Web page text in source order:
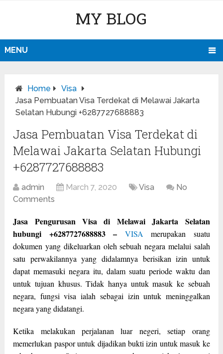
MY BLOG
MENU
Home
Visa
Jasa Pembuatan Visa Terdekat di Melawai Jakarta
Selatan Hubungi +6287727688883
Jasa Pembuatan Visa Terdekat di
Melawai Jakarta Selatan Hubungi
+6287727688883
admin March 7, 2020 Visa
No
Comments
Jasa Pengurusan Visa di Melawai Jakarta Selatan
hubungi +6287727688883 – VISA merupakan suatu
dokumen yang dikeluarkan oleh sebuah negara melalui salah
satu perwakilannya yang didalamnya berisikan izin untuk
dapat memasuki negara itu, dalam suatu periode waktu dan
untuk tujuan khusus. Tidak hanya untuk masuk ke sebuah
negara, fungsi visa ialah sebagai izin untuk meninggalkan
negara yang didatangi.
Ketika melakukan perjalanan luar negeri, setiap orang
memerlukan paspor untuk dijadikan bukti izin untuk masuk ke